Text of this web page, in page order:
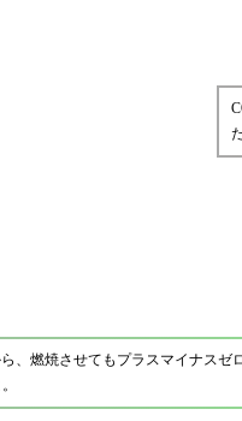
、燃焼させてもプラスマイナス